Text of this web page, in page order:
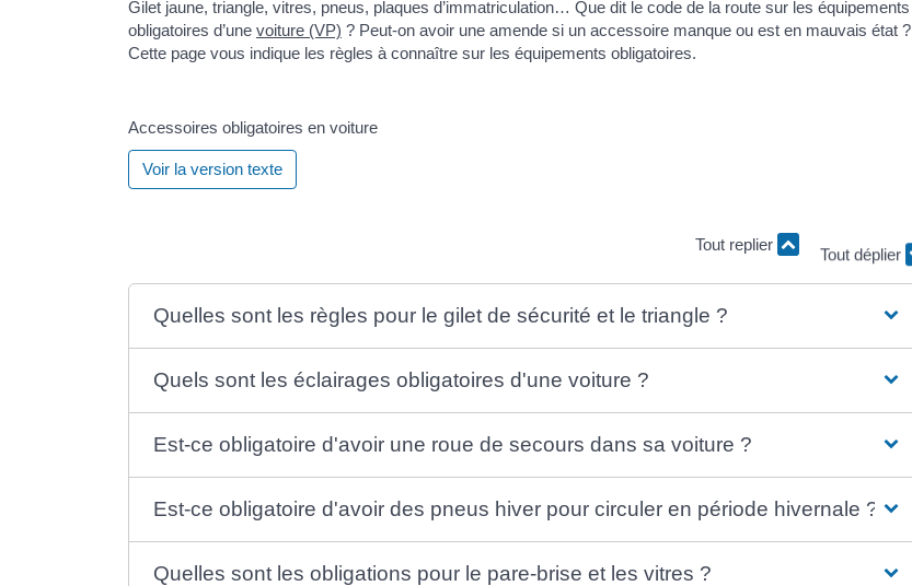
Gilet jaune, triangle, vitres, pneus, plaques d’immatriculation… Que dit le code de la route sur les équipements
obligatoires d’une voiture (VP) ? Peut-on avoir une amende si un accessoire manque ou est en mauvais état ?
Cette page vous indique les règles à connaître sur les équipements obligatoires.
Accessoires obligatoires en voiture
Voir la version texte
Tout replier
Quelles sont les règles pour le gilet de sécurité et le triangle ?
Quels sont les éclairages obligatoires d'une voiture ?
Est-ce obligatoire d'avoir une roue de secours dans sa voiture ?
Est-ce obligatoire d'avoir des pneus hiver pour circuler en période hivernale ?
Quelles sont les obligations pour le pare-brise et les vitres ?